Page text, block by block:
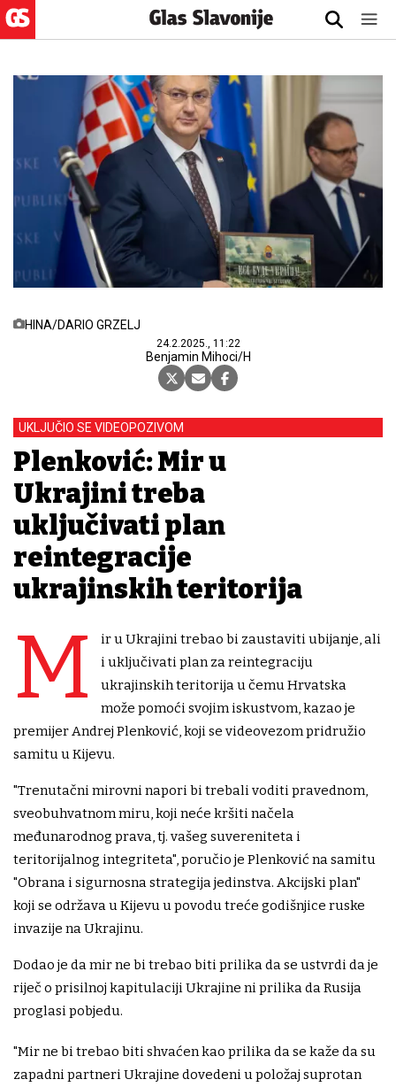
HINA/DARIO GRZELJ
24.2.2025., 11:22
Benjamin Mihoci/H
UKLJUČIO SE VIDEOPOZIVOM
Plenković: Mir u
Ukrajini treba
uključivati plan
reintegracije
ukrajinskih teritorija
M
ir u Ukrajini trebao bi zaustaviti ubijanje, ali
i uključivati plan za reintegraciju
ukrajinskih teritorija u čemu Hrvatska
može pomoći svojim iskustvom, kazao je
premijer Andrej Plenković, koji se videovezom pridružio
samitu u Kijevu.
"Trenutačni mirovni napori bi trebali voditi pravednom,
sveobuhvatnom miru, koji neće kršiti načela
međunarodnog prava, tj. vašeg suvereniteta i
teritorijalnog integriteta", poručio je Plenković na samitu
"Obrana i sigurnosna strategija jedinstva. Akcijski plan"
koji se održava u Kijevu u povodu treće godišnjice ruske
invazije na Ukrajinu.
Dodao je da mir ne bi trebao biti prilika da se ustvrdi da je
riječ o prisilnoj kapitulaciji Ukrajine ni prilika da Rusija
proglasi pobjedu.
"Mir ne bi trebao biti shvaćen kao prilika da se kaže da su
zapadni partneri Ukrajine dovedeni u položaj suprotan